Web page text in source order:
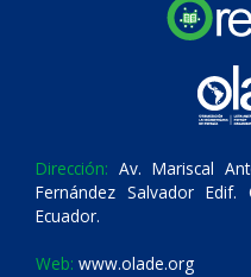
Dirección: Av. Mariscal
Fernández Salvador
Ecuador.
Web: www.olade.org